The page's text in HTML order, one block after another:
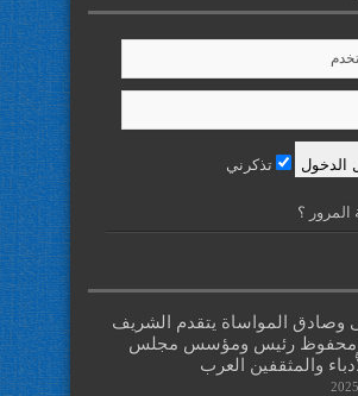
تذكرني
؟
وصادق المواساة يتقدم الشريف
رئيس ومؤسس مجلس
والمثقفين العرب